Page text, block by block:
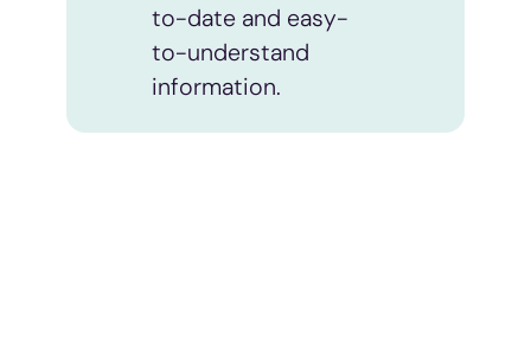
to-date and easy-
to-understand
information.